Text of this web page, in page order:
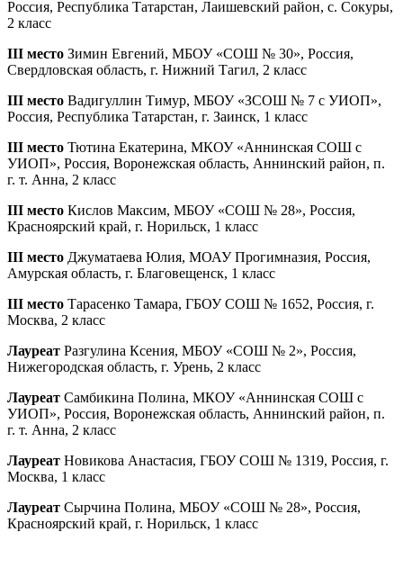
Россия, Республика Татарстан, Лаишевский район, с. Сокуры,
2 класс
III место Зимин Евгений, МБОУ «СОШ № 30», Россия,
Свердловская область, г. Нижний Тагил, 2 класс
III место Вадигуллин Тимур, МБОУ «ЗСОШ № 7 с УИОП»,
Россия, Республика Татарстан, г. Заинск, 1 класс
III место Тютина Екатерина, МКОУ «Аннинская СОШ с
УИОП», Россия, Воронежская область, Аннинский район, п.
г. т. Анна, 2 класс
III место Кислов Максим, МБОУ «СОШ № 28», Россия,
Красноярский край, г. Норильск, 1 класс
III место Джуматаева Юлия, МОАУ Прогимназия, Россия,
Амурская область, г. Благовещенск, 1 класс
III место Тарасенко Тамара, ГБОУ СОШ № 1652, Россия, г.
Москва, 2 класс
Лауреат Разгулина Ксения, МБОУ «СОШ № 2», Россия,
Нижегородская область, г. Урень, 2 класс
Лауреат Самбикина Полина, МКОУ «Аннинская СОШ с
УИОП», Россия, Воронежская область, Аннинский район, п.
г. т. Анна, 2 класс
Лауреат Новикова Анастасия, ГБОУ СОШ № 1319, Россия, г.
Москва, 1 класс
Лауреат Сырчина Полина, МБОУ «СОШ № 28», Россия,
Красноярский край, г. Норильск, 1 класс